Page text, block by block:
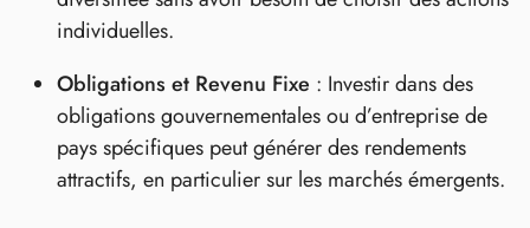
individuelles.
Obligations et Revenu Fixe : Investir dans des
obligations gouvernementales ou d’entreprise de
pays spécifiques peut générer des rendements
attractifs, en particulier sur les marchés émergents.